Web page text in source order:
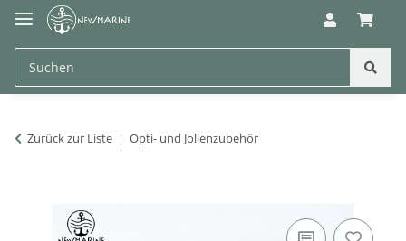
Zurück zur Liste Opti- und Jollenzubehör